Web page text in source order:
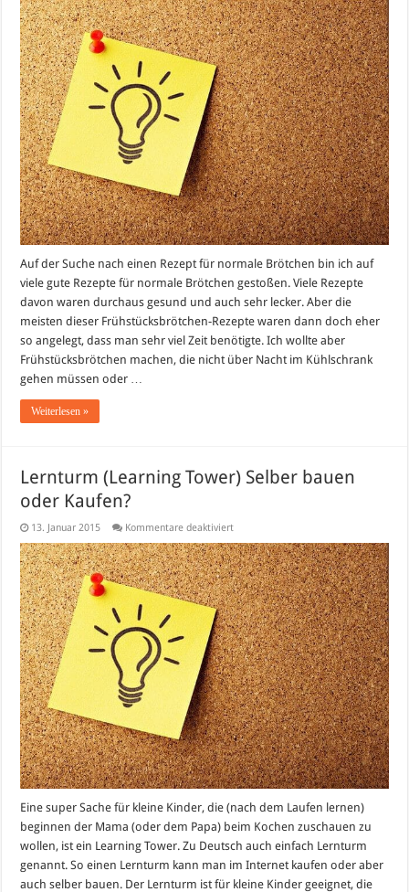
Frühstücksbrötchen
–
In
einer
Stunde!
Auf der Suche nach einen Rezept für normale Brötchen bin ich auf
viele gute Rezepte für normale Brötchen gestoßen. Viele Rezepte
davon waren durchaus gesund und auch sehr lecker. Aber die
meisten dieser Frühstücksbrötchen-Rezepte waren dann doch eher
so angelegt, dass man sehr viel Zeit benötigte. Ich wollte aber
Frühstücksbrötchen machen, die nicht über Nacht im Kühlschrank
gehen müssen oder …
Weiterlesen »
Lernturm (Learning Tower) Selber bauen
oder Kaufen?
13. Januar 2015 Kommentare deaktiviertfür
(Learning
Tower)
Selber
bauen
oder
Kaufen?
Eine super Sache für kleine Kinder, die (nach dem Laufen lernen)
beginnen der Mama (oder dem Papa) beim Kochen zuschauen zu
wollen, ist ein Learning Tower. Zu Deutsch auch einfach Lernturm
genannt. So einen Lernturm kann man im Internet kaufen oder aber
auch selber bauen. Der Lernturm ist für kleine Kinder geeignet, die